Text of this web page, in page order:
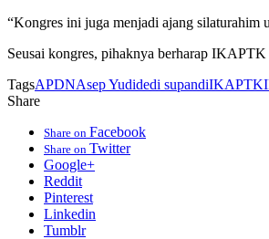
“Kongres ini juga menjadi ajang silaturahim
Seusai kongres, pihaknya berharap IKAPTK
TagsAPDNAsep Yudidedi supandiIKAPTK
Share
Share on Facebook
Share on Twitter
Google+
Reddit
Pinterest
Linkedin
Tumblr